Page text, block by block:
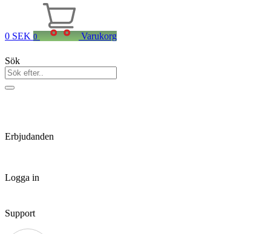
0 SEK 0 Varukorg
Sök
Erbjudanden
Logga in
Support